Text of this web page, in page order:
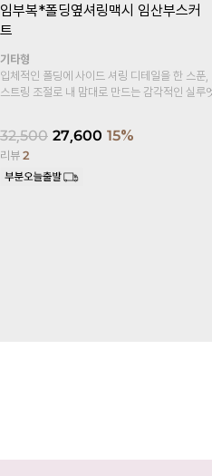
er.5부)
24,000
리뷰95